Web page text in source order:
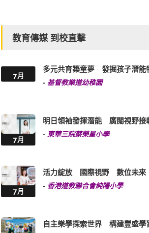
教育傳媒 到校直擊
7月
多元共育築童夢 發掘孩子潛能
- 基督教樂道幼稚園
7月
明日領袖發揮潛能 廣闊視野接
- 東華三院蔡榮星小學
7月
活力綻放 國際視野 數位未來
- 香港道教聯合會純陽小學
自主樂學探索世界 構建豐盛學